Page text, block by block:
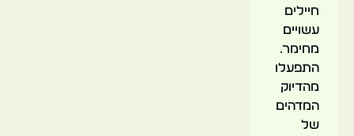
חיילים
עשויים
מחימר.
התפעלו
מהדיוק
המדהים
של